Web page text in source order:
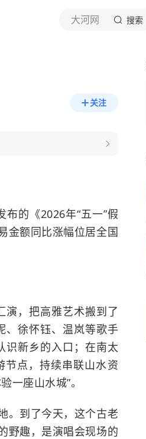
大河网 搜索
关注
布的《2026年“五一”假
金额同比涨幅位居全国
，把高雅艺术搬到了
、徐怀钰、温岚等歌手
识新乡的入口；在南太
节点，持续串联山水资
一座山水城”。
到了今天，这个古老
野趣，是演唱会现场的